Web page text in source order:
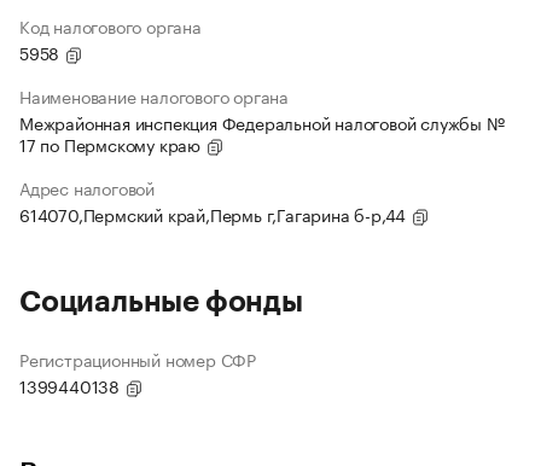
Код налогового органа
5958
Наименование налогового органа
Межрайонная инспекция Федеральной налоговой службы №
17 по Пермскому краю
Адрес налоговой
614070,Пермский край,Пермь г,Гагарина б-р,44
Социальные фонды
Регистрационный номер СФР
1399440138